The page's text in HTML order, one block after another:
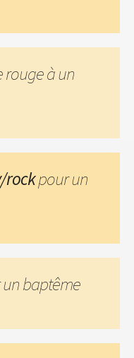
rouge à un
rockpour un
baptême